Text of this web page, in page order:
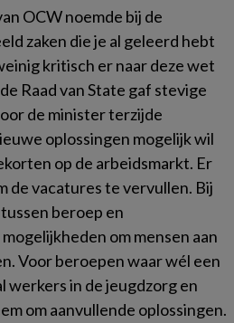
OCW noemde bij de
zaken die je al geleerd hebt
kritisch er naar deze wet
Raad van State gaf stevige
de minister terzijde
oplossingen mogelijk wil
op de arbeidsmarkt. Er
vacatures te vervullen. Bij
beroep en
om mensen aan
Voor beroepen waar wél een
werkers in de jeugdzorg en
om aanvullende oplossingen.